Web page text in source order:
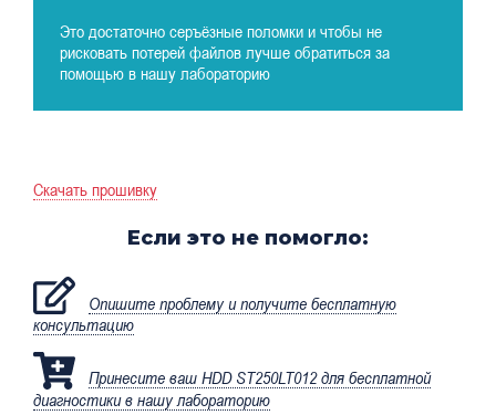
Это достаточно серъёзные поломки и чтобы не
рисковать потерей файлов лучше обратиться за
помощью в нашу лабораторию
Скачать прошивку
Если это не помогло:
Опишите проблему и получите бесплатную
консультацию
Принесите ваш HDD ST250LT012 для бесплатной
диагностики в нашу лабораторию